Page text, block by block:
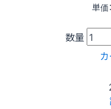
単価：
数量